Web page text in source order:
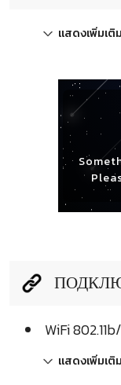
แสดงเพิ่มเติม
WiFi
แสดงเพิ่มเติม